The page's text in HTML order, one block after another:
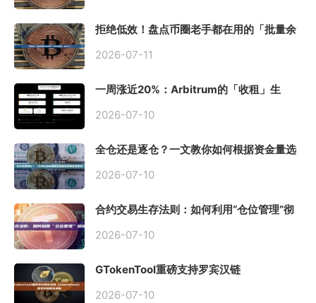
拒绝低效！盘点币圈老手都在用的「批量余
2026-07-11
一周涨近20%：Arbitrum的「收租」生
2026-07-10
全仓还是逐仓？一文教你如何根据资金量选
2026-07-10
合约交易生存法则：如何利用“仓位管理”彻
2026-07-10
GTokenTool重磅支持罗宾汉链
2026-07-10